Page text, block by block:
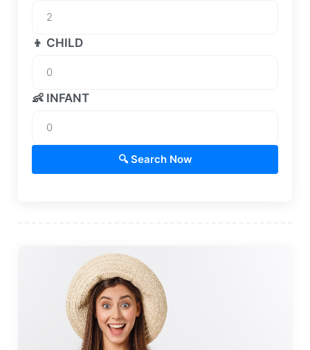
👦 CHILD
👶 INFANT
🔍 Search Now